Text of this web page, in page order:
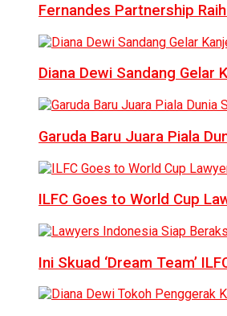
Fernandes Partnership
Diana Dewi Sandang
Garuda Baru Juara Piala
ILFC Goes to World Cup
Ini Skuad ‘Dream Team’